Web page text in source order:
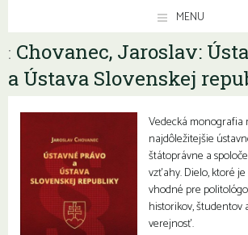
MENU
: Chovanec, Jaroslav:
a Ústava Slovenskej
Vedecká
najdôležitejšie
štátoprávne a
vzťahy. Dielo, ktoré
vhodné pre
historikov, študentov
verejnosť.